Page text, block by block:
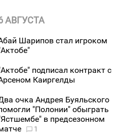
АВГУСТА
Шарипов стал игроком
подписал контракт с
Каиргелды
очка Андрея Буяльского
"Полонии" обыграть
в предсезонном
1